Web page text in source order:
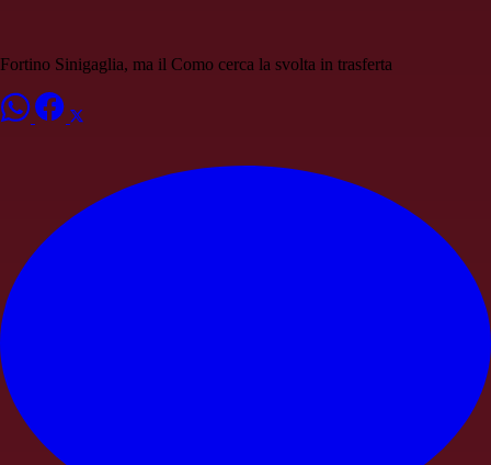
Fortino Sinigaglia, ma il Como cerca la svolta in trasferta